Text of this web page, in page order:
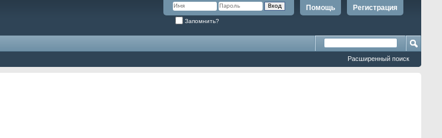
Регистрация
Помощь
Запомнить?
Расширенный поиск